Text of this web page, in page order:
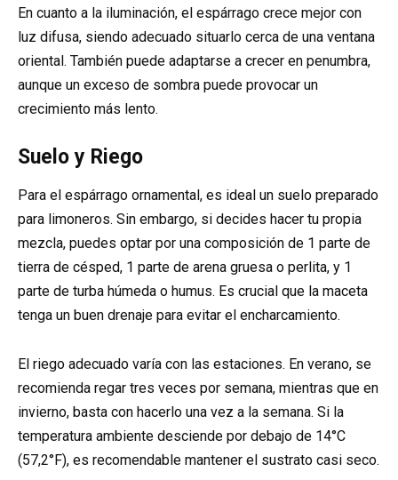
En cuanto a la iluminación, el espárrago crece mejor con
luz difusa, siendo adecuado situarlo cerca de una ventana
oriental. También puede adaptarse a crecer en penumbra,
aunque un exceso de sombra puede provocar un
crecimiento más lento.
Suelo y Riego
Para el espárrago ornamental, es ideal un suelo preparado
para limoneros. Sin embargo, si decides hacer tu propia
mezcla, puedes optar por una composición de 1 parte de
tierra de césped, 1 parte de arena gruesa o perlita, y 1
parte de turba húmeda o humus. Es crucial que la maceta
tenga un buen drenaje para evitar el encharcamiento.
El riego adecuado varía con las estaciones. En verano, se
recomienda regar tres veces por semana, mientras que en
invierno, basta con hacerlo una vez a la semana. Si la
temperatura ambiente desciende por debajo de 14°C
(57,2°F), es recomendable mantener el sustrato casi seco.